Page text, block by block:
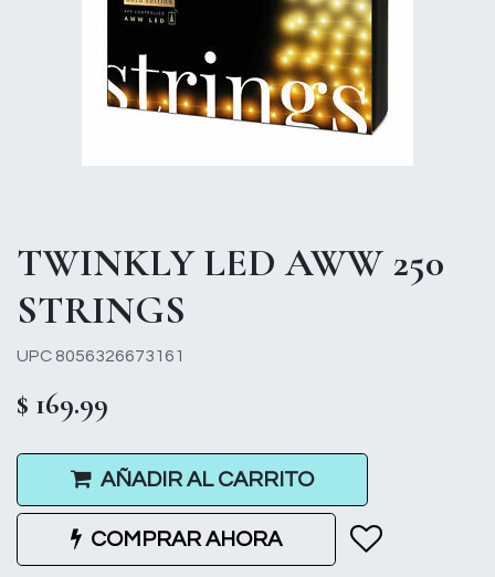
TWINKLY LED AWW 250
STRINGS
UPC 8056326673161
$ 169.99
AÑADIR AL CARRITO
COMPRAR AHORA